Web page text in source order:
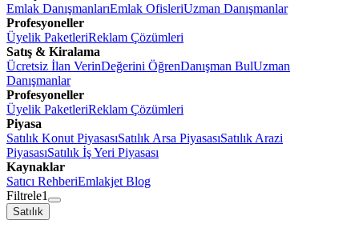
Emlak DanışmanlarıEmlak OfisleriUzman Danışmanlar
Profesyoneller
Üyelik PaketleriReklam Çözümleri
Satış & Kiralama
Ücretsiz İlan VerinDeğerini ÖğrenDanışman BulUzman
Danışmanlar
Profesyoneller
Üyelik PaketleriReklam Çözümleri
Piyasa
Satılık Konut PiyasasıSatılık Arsa PiyasasıSatılık Arazi
PiyasasıSatılık İş Yeri Piyasası
Kaynaklar
Satıcı RehberiEmlakjet Blog
Filtrele1
Satılık